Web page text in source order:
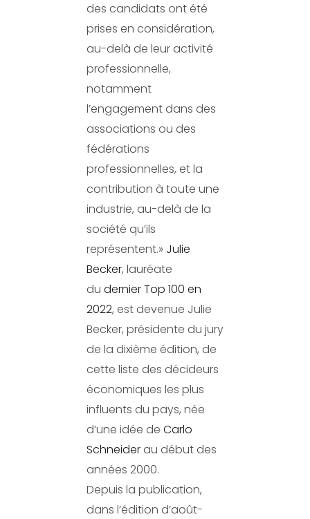
des candidats ont été
prises en considération,
au-delà de leur activité
professionnelle,
notamment
l’engagement dans des
associations ou des
fédérations
professionnelles, et la
contribution à toute une
industrie, au-delà de la
société qu’ils
représentent.» Julie
Becker, lauréate
du dernier Top 100 en
2022, est devenue Julie
Becker, présidente du jury
de la dixième édition, de
cette liste des décideurs
économiques les plus
influents du pays, née
d’une idée de Carlo
Schneider au début des
années 2000.
Depuis la publication,
dans l’édition d’août-